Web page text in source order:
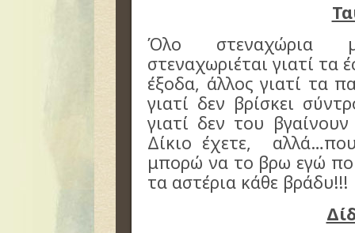
Όλο στεναχώρια
στεναχωριέται γιατί τα
έξοδα, άλλος γιατί τα
γιατί δεν βρίσκει
γιατί δεν του
Δίκιο έχετε,
μπορώ να το βρω εγώ
τα αστέρια κάθε βράδυ!!!